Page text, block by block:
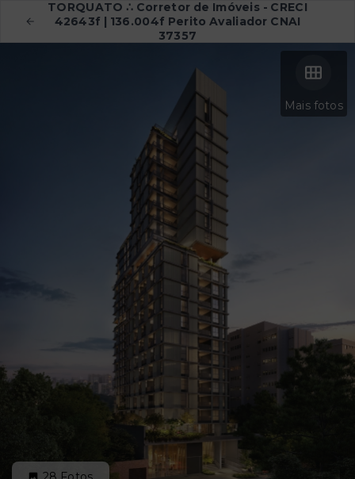
TORQUATO ∴ Corretor de Imóveis - CRECI
42643f | 136.004f Perito Avaliador CNAI
37357
Mais fotos